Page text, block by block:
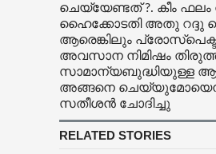
ചെയ്യേണ്ടത് ?. കീം ഫലം
ഹൈക്കോടതി അതു റദ്ദു
ആരെങ്കിലും
അവസാന നിമിഷം
സാമാന്യബുദ്ധിയുള്ള
അങ്ങനെ
സതീശന്‍ ചോദിച്ചു
RELATED STORIES